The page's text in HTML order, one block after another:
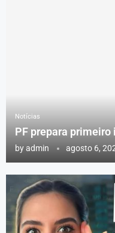
Notícias
PF prepara
byadmin agosto 6,